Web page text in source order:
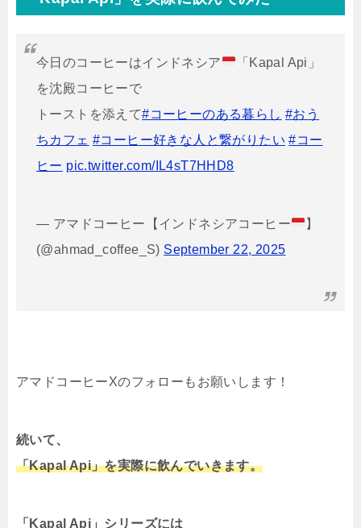
今日のコーヒーはインドネシア
「Kapal Api」
を沈殿コーヒーで
トーストを添えて#コーヒーのある暮らし #おう
ちカフェ #コーヒー好きな人と繋がりたい #コー
ヒー pic.twitter.com/IL4sT7HHD8
— アマドコーヒー【インドネシアコーヒー
】
(@ahmad_coffee_S) September 22, 2025
アマドコーヒーXのフォローもお願いします！
続いて、
「Kapal Api」を実際に飲んでいきます。
「Kapal Api」シリーズには